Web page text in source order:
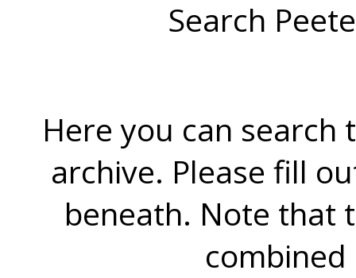
Search
Here you can search
archive. Please fill
beneath. Note that
combined